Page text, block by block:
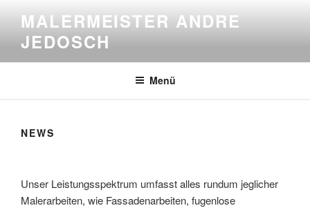
springen
MALERMEISTER ANDRE
JEDOSCH
Menü
NEWS
Unser Leistungsspektrum umfasst alles rundum jeglicher
Malerarbeiten, wie Fassadenarbeiten, fugenlose